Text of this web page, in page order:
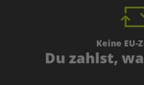
Keine EU-
Du zahlst,